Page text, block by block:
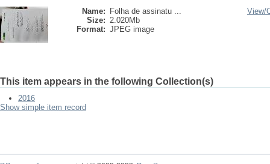
Name:
Folha de assinatu ...
Size: 2.020Mb
Format: JPEG image
View/
This item appears in the following Collection(s)
2016
Show simple item record